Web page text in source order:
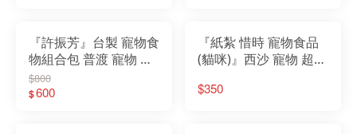
『許振芳』台製 寵物食
物組合包 普渡 寵物 金
紙 紙紮 狗
$800
$600
『紙紮 惜時 寵物食品
(貓咪)』西沙 寵物 超拔
紮 罐頭 食物 飼料 寵物
$350